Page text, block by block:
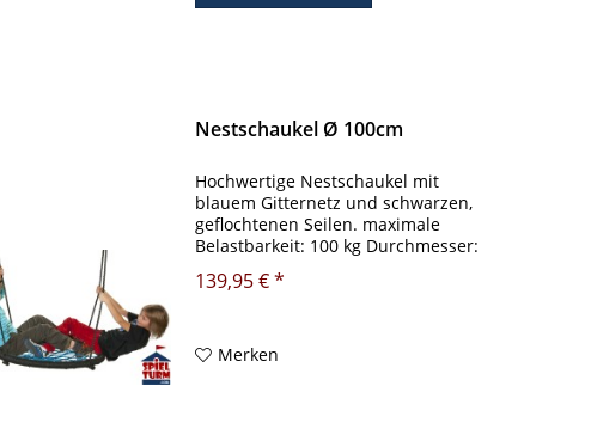
Nestschaukel Ø 100cm
Hochwertige Nestschaukel mit
blauem Gitternetz und schwarzen,
geflochtenen Seilen. maximale
Belastbarkeit: 100 kg Durchmesser:
100cm Schwarz geflochtenes Seil mit
hochwertigen Metallringen Blaues
139,95 € *
Merken